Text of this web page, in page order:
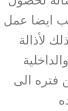
ايضا عمل
لأذالة
فتره الى